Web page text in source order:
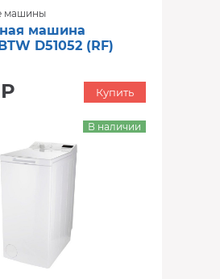
машины
машина
D51052 (RF)
Купить
В наличии